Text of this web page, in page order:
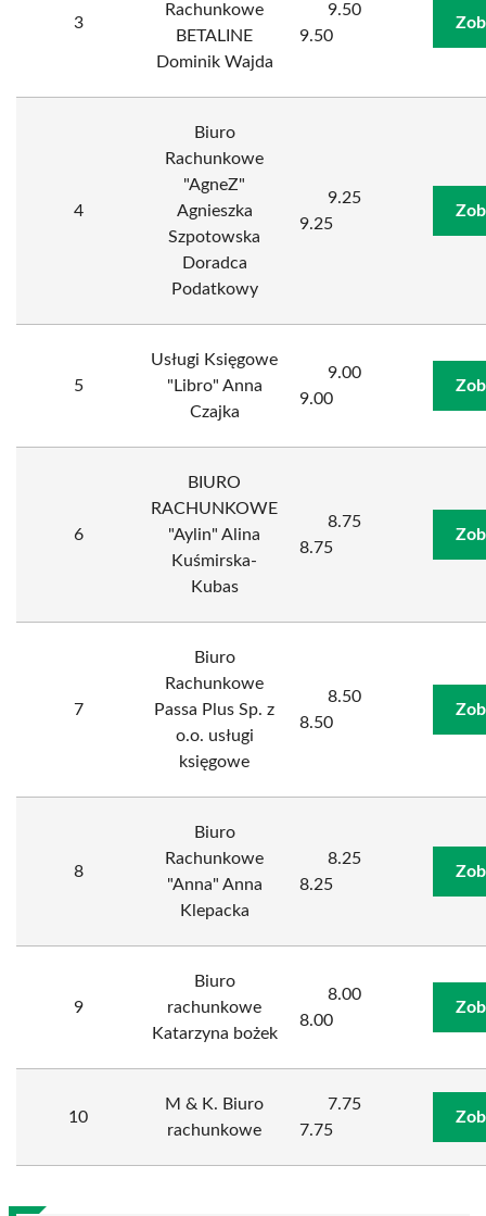
3
Rachunkowe
BETALINE
Dominik Wajda
9.50
9.50
4
Biuro
Rachunkowe
"AgneZ"
Agnieszka
Szpotowska
Doradca
Podatkowy
9.25
9.25
5
Usługi Księgowe
"Libro" Anna
Czajka
9.00
9.00
6
BIURO
RACHUNKOWE
"Aylin" Alina
Kuśmirska-
Kubas
8.75
8.75
7
Biuro
Rachunkowe
Passa Plus Sp. z
o.o. usługi
księgowe
8.50
8.50
8
Biuro
Rachunkowe
"Anna" Anna
Klepacka
8.25
8.25
9
Biuro
rachunkowe
Katarzyna bożek
8.00
8.00
10
M & K. Biuro
rachunkowe
7.75
7.75